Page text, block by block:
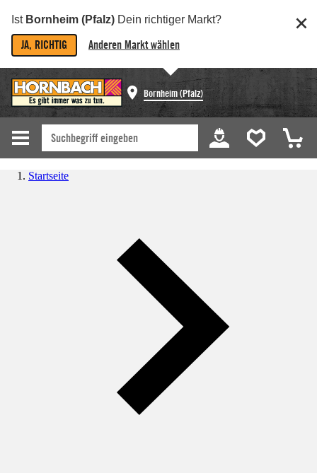
Ist Bornheim (Pfalz) Dein richtiger Markt?
JA, RICHTIG Anderen Markt wählen
Bornheim (Pfalz)
Startseite